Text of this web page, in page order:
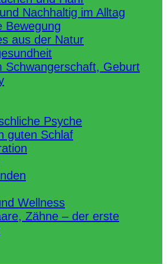
Nachhaltig im Alltag
Bewegung
aus der Natur
Schwangerschaft, Geburt
Psyche
guten Schlaf
Wellness
Zähne – der erste